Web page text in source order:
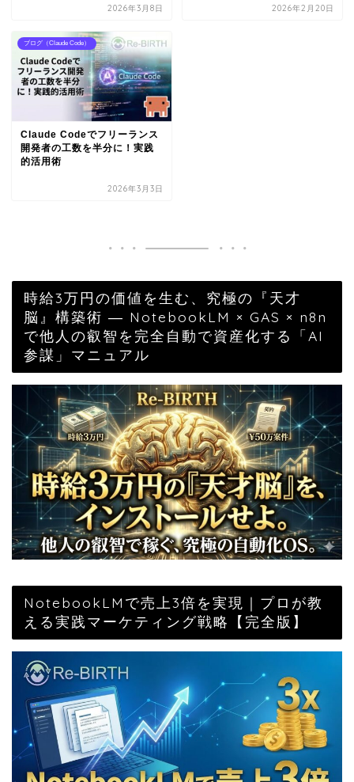
2026年3月8日 2026年2月20日
ブログ（Claude Code）
Claude Codeでフリーランス
開発者の工数を半分に！実践
的活用術
2026年3月3日
時給3万円の価値を生む、究極の『天才
脳』構築術 ― NotebookLM × GAS × n8n
で他人の叡智を完全自動で資産化する「AI
参謀」マニュアル
NotebookLMで売上3倍を実現｜プロが教
える実践マーケティング戦略【完全版】